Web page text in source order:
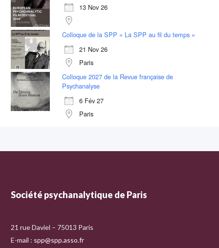
13 Nov 26
Colloque de la SPP « La SPP au fil du temps »
21 Nov 26
Paris
Colloque 2027 de la Revue française de
Psychanalyse
6 Fév 27
Paris
Société psychanalytique de Paris
21 rue Daviel – 75013 Paris
E-mail : spp@spp.asso.fr